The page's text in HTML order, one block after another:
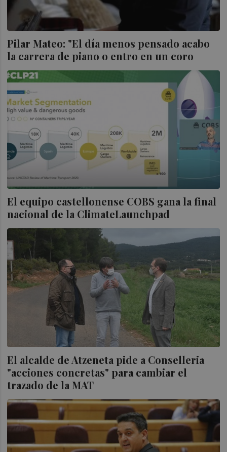
Pilar Mateo: "El día menos pensado acabo
la carrera de piano o entro en un coro
El equipo castellonense COBS gana la final
nacional de la ClimateLaunchpad
El alcalde de Atzeneta pide a Conselleria
"acciones concretas" para cambiar el
trazado de la MAT